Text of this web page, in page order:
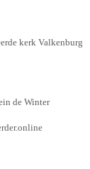
kerk Valkenburg
de Winter